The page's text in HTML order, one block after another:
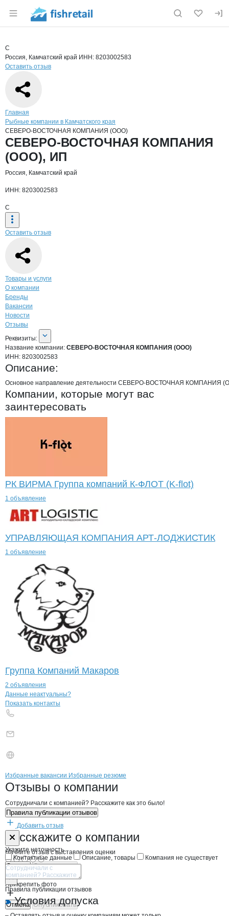
Раздел навигации по сайту fishretail.ru
Страница компании
Страница компании
Краткая информация о компании
С
Россия, Камчатский край ИНН: 8203002583
Оставить отзыв
Навигация по сайту
Главная
Рыбные компании в Камчатского края
СЕВЕРО-ВОСТОЧНАЯ КОМПАНИЯ (ООО)
Основная информация о компании
СЕВЕРО-ВОСТОЧНАЯ КОМПАНИЯ
(ООО), ИП
Россия, Камчатский край
ИНН: 8203002583
С
Оставить отзыв
Навигация по странице
Товары и услуги
О компании
Бренды
Вакансии
Новости
Отзывы
О компании
Реквизиты
Реквизиты:
Название компании: СЕВЕРО-ВОСТОЧНАЯ КОМПАНИЯ (ООО)
ИНН: 8203002583
Описание:
Основное направление деятельности СЕВЕРО-ВОСТОЧНАЯ КОМПАНИЯ
Компании, которые могут вас
заинтересовать
РК ВИРМА Группа компаний К-ФЛОТ (K-flot)
1 объявление
УПРАВЛЯЮЩАЯ КОМПАНИЯ АРТ-ЛОДЖИСТИК
1 объявление
Группа Компаний Макаров
2 объявления
Контактыкомпании
+7(800)000-00-..
Данные неактуальны?
Показать контакты
Брендыкомпани СЕВЕРО-
Вакансии вСЕВЕРО-ВОСТОЧНАЯ
Избранные вакансии Избранные резюме
Новости oСЕВЕРО-ВОСТОЧНАЯ
Отзывы о компании
Сотрудничали с компанией? Расскажите как это было!
Правила публикации отзывов
Добавить отзыв
Расскажите о компании
Начните отзыв с выставления оценки
Прикрепить фото
Отмена Опубликовать
Форма обратной связи о неточностях
Укажите неточность
Контактные данные
Описание, товары Компания не существует
Отмена Опубликовать
Правила публикации отзывов
Условия допуска